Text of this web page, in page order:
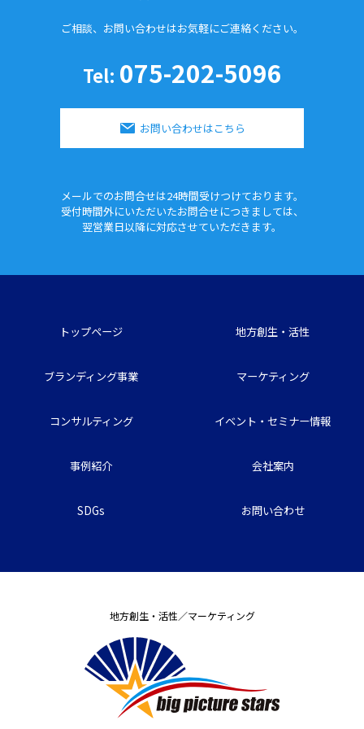
ご相談、お問い合わせはお気軽にご連絡ください。
Tel: 075-202-5096
お問い合わせはこちら
メールでのお問合せは24時間受けつけております。
受付時間外にいただいたお問合せにつきましては、
翌営業日以降に対応させていただきます。
トップページ 地方創生・活性
ブランディング事業 マーケティング
コンサルティング イベント・セミナー情報
事例紹介 会社案内
SDGs お問い合わせ
地方創生・活性／マーケティング